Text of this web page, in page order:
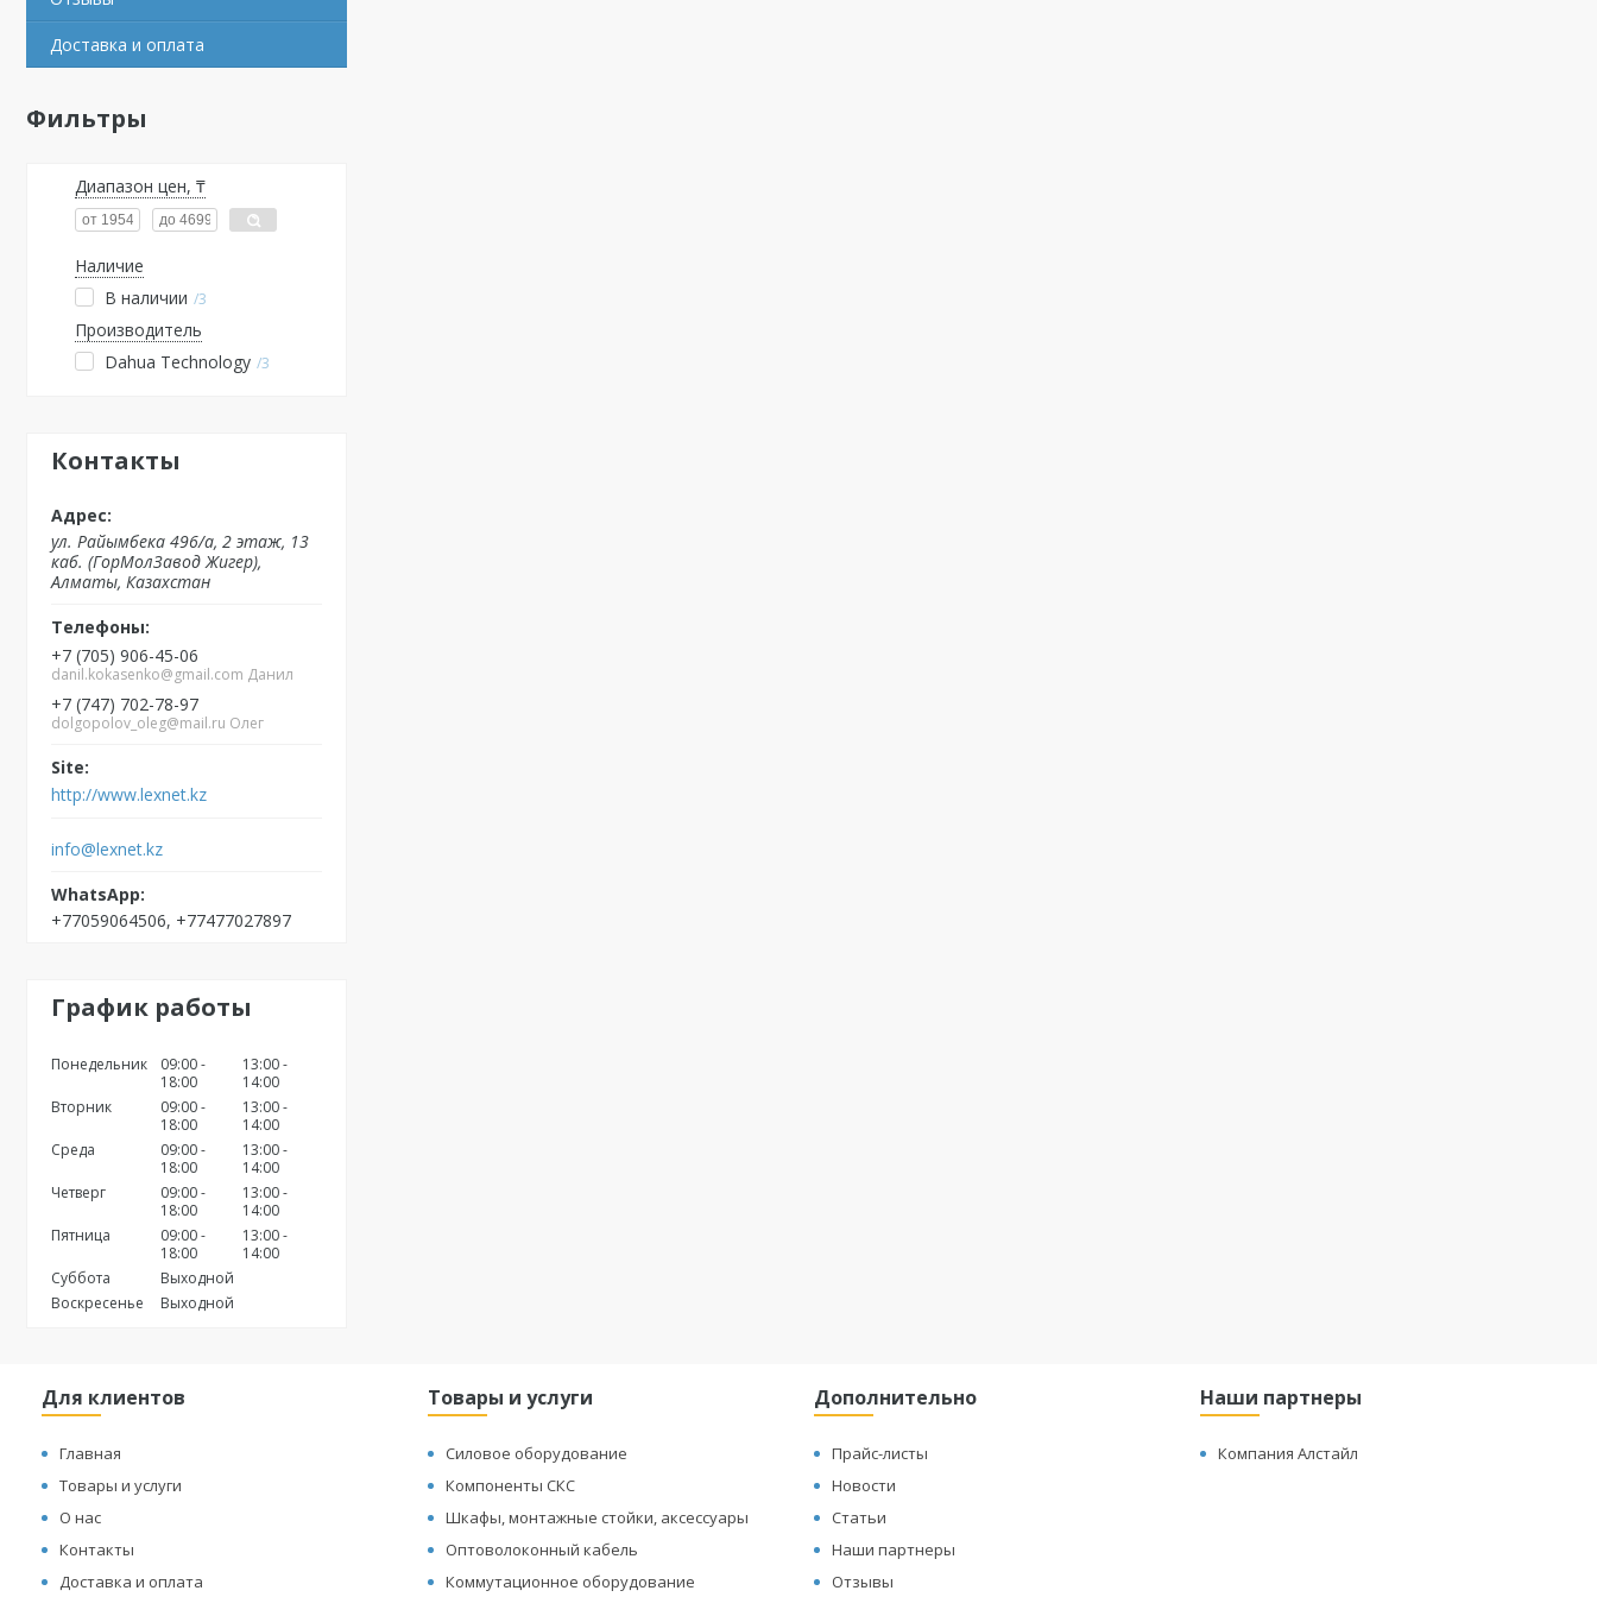
Доставка и оплата
Фильтры
Диапазон цен, ₸
Наличие
В наличии 3
Производитель
Dahua Technology 3
Контакты
ул. Райымбека 496/а, 2 этаж, 13
каб. (ГорМолЗавод Жигер),
Алматы, Казахстан
+7 (705) 906-45-06
danil.kokasenko@gmail.com Данил
+7 (747) 702-78-97
dolgopolov_oleg@mail.ru Олег
http://www.lexnet.kz
info@lexnet.kz
+77059064506, +77477027897
График работы
Понедельник
09:00
18:00
13:00
14:00
Вторник
09:00
18:00
13:00
14:00
Среда
09:00
18:00
13:00
14:00
Четверг
09:00
18:00
13:00
14:00
Пятница
09:00
18:00
13:00
14:00
Суббота
Выходной
Воскресенье
Выходной
Для клиентов
Главная
Товары и услуги
О нас
Контакты
Доставка и оплата
Товары и услуги
Силовое оборудование
Компоненты СКС
Шкафы, монтажные стойки, аксессуары
Оптоволоконный кабель
Коммутационное оборудование
Дополнительно
Прайс-листы
Новости
Статьи
Наши партнеры
Отзывы
Наши партнеры
Компания Алстайл